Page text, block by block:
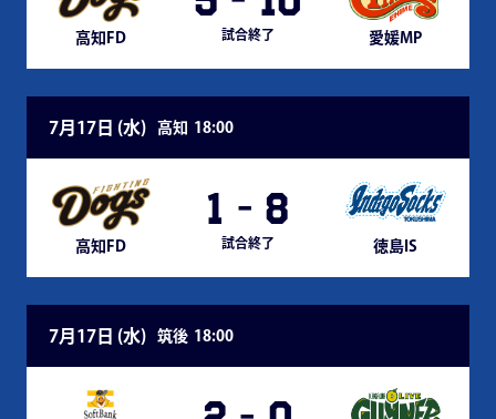
高知FD 試合終了 愛媛MP
7月17日 (水) 高知 18:00
高知FD
1 - 8
試合終了 徳島IS
7月17日 (水) 筑後 18:00